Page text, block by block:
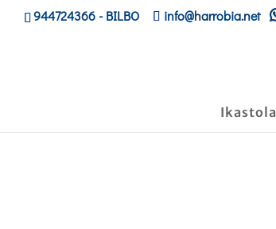
944724366- BILBO info@harrobia.net
Ikastola